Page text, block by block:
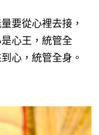
要從心裡去接，
心王，統管全
心，統管全身。